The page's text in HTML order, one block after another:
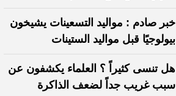
خبر صادم : مواليد التسعينات يشيخون
بيولوجيًا قبل مواليد الستينات
هل تنسى كثيراً ؟ العلماء يكشفون عن
سبب غريب جداً لضعف الذاكرة